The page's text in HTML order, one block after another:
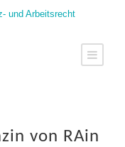
und Arbeitsrecht
von RAin